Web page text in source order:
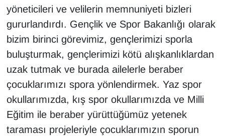
yöneticileri ve velilerin memnuniyeti bizleri
gururlandırdı. Gençlik ve Spor Bakanlığı olarak
bizim birinci görevimiz, gençlerimizi sporla
buluşturmak, gençlerimizi kötü alışkanlıklardan
uzak tutmak ve burada ailelerle beraber
çocuklarımızı spora yönlendirmek. Yaz spor
okullarımızda, kış spor okullarımızda ve Milli
Eğitim ile beraber yürüttüğümüz yetenek
taraması projeleriyle çocuklarımızın sporun